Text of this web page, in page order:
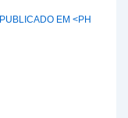
PUBLICADO EM <PH